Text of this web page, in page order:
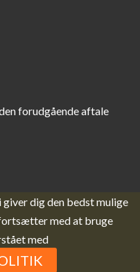
forudgående aftale
dig den bedst mulige
med at bruge
med